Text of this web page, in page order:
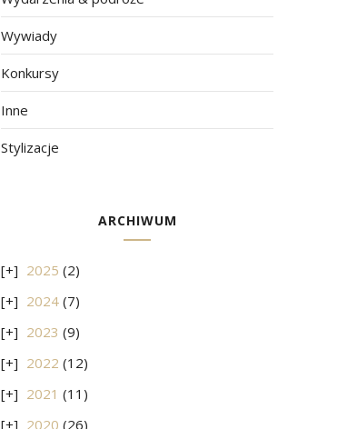
Wywiady
Konkursy
Inne
Stylizacje
ARCHIWUM
2025 (2)
2024 (7)
2023 (9)
2022 (12)
2021 (11)
2020 (26)